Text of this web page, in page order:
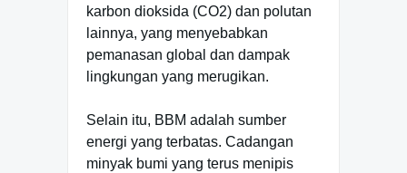
karbon dioksida (CO2) dan polutan
lainnya, yang menyebabkan
pemanasan global dan dampak
lingkungan yang merugikan.
Selain itu, BBM adalah sumber
energi yang terbatas. Cadangan
minyak bumi yang terus menipis